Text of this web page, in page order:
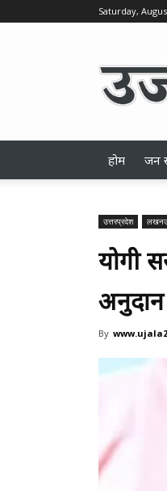
Saturday,
होम जन
उत्तरप्रदेश
योगी
अनुदान
By